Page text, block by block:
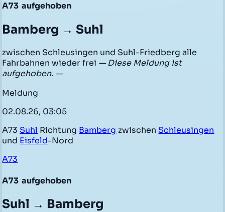
A73 aufgehoben
Bamberg → Suhl
zwischen Schleusingen und Suhl-Friedberg alle
Fahrbahnen wieder frei — Diese Meldung ist
aufgehoben. —
Meldung
02.08.26, 03:05
A73 Suhl Richtung Bamberg zwischen Schleusingen
und Eisfeld-Nord
A73
A73 aufgehoben
Suhl → Bamberg